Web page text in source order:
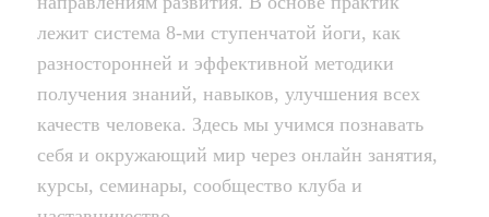
лежит система 8-ми ступенчатой йоги, как
разносторонней и эффективной методики
получения знаний, навыков, улучшения всех
качеств человека. Здесь мы учимся познавать
себя и окружающий мир через онлайн занятия,
курсы, семинары, сообщество клуба и